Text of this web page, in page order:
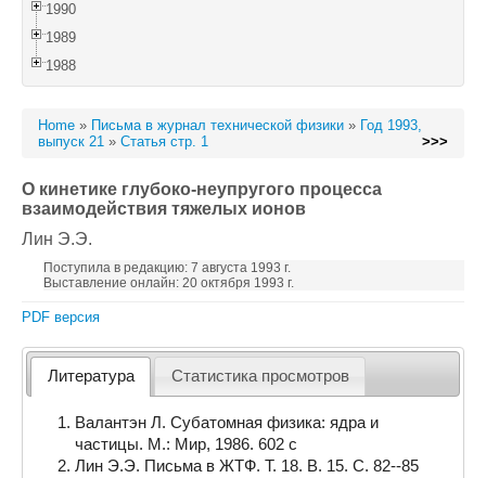
1990
1989
1988
Home » Письма в журнал технической физики » Год 1993,
выпуск 21 » Статья стр. 1 >>>
О кинетике глубоко-неупругого процесса
взаимодействия тяжелых ионов
Лин Э.Э.
Поступила в редакцию: 7 августа 1993 г.
Выставление онлайн: 20 октября 1993 г.
PDF версия
Литература Статистика просмотров
Валантэн Л. Субатомная физика: ядра и
частицы. М.: Мир, 1986. 602 с
Лин Э.Э. Письма в ЖТФ. Т. 18. В. 15. С. 82--85